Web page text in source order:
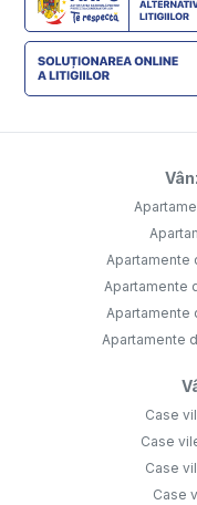
Apartamente
Apartamente
Apartamente
Apartamente
Case
Case
Case
Case